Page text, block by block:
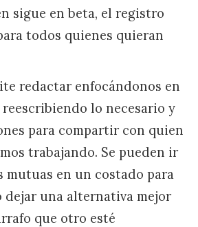
sigue en beta, el registro
todos quienes quieran
redactar enfocándonos en
reescribiendo lo necesario y
para compartir con quien
trabajando. Se pueden ir
mutuas en un costado para
dejar una alternativa mejor
que otro esté